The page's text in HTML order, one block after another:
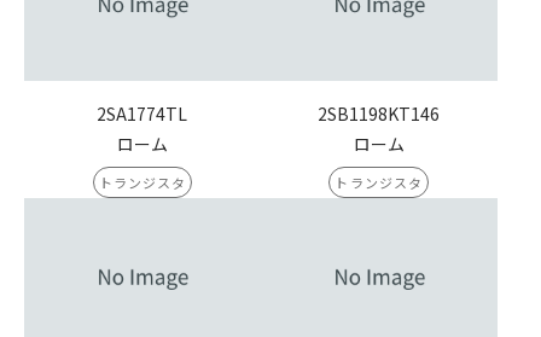
2SA1774TL
ローム
トランジスタ
2SB1198KT146
ローム
トランジスタ